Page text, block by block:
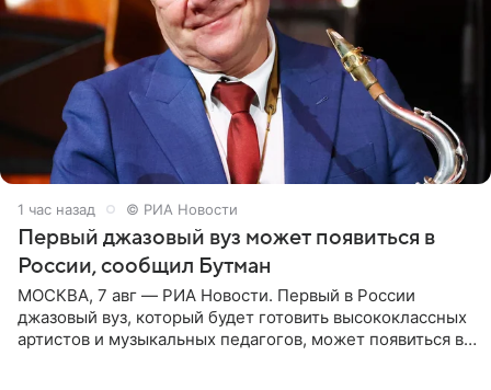
1 час назад © РИА Новости
Первый джазовый вуз может появиться в
России, сообщил Бутман
МОСКВА, 7 авг — РИА Новости. Первый в России
джазовый вуз, который будет готовить высококлассных
артистов и музыкальных педагогов, может появиться в